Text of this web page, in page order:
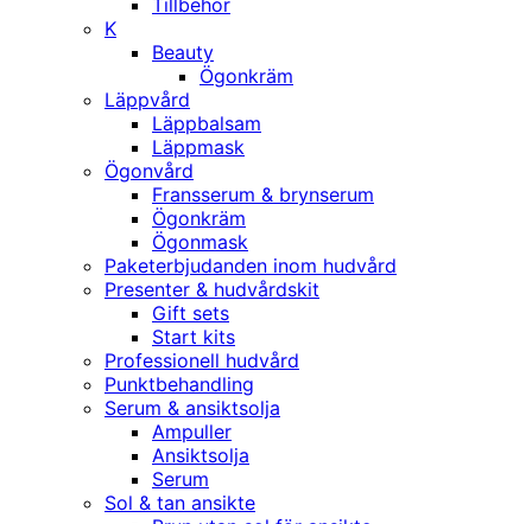
Tillbehör
K
Beauty
Ögonkräm
Läppvård
Läppbalsam
Läppmask
Ögonvård
Fransserum & brynserum
Ögonkräm
Ögonmask
Paketerbjudanden inom hudvård
Presenter & hudvårdskit
Gift sets
Start kits
Professionell hudvård
Punktbehandling
Serum & ansiktsolja
Ampuller
Ansiktsolja
Serum
Sol & tan ansikte